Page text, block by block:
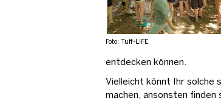
Foto: Tuff-LIFE
entdecken können.
Vielleicht könnt Ihr solche
machen, ansonsten